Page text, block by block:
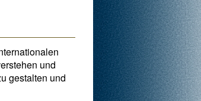
und
gestalten und